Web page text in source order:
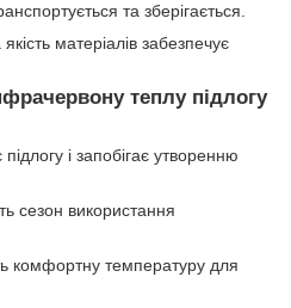
та зберігається.
якість матеріалів забезпечує
теплу підлогу
підлогу і запобігає утворенню
сезон використання
комфортну температуру для